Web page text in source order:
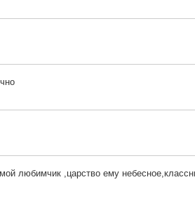
любимчик ,царство ему